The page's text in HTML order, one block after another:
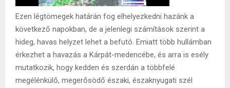
Ezen légtömegek határán fog elhelyezkedni hazánk a
következő napokban, de a jelenlegi számítások szerint a
hideg, havas helyzet lehet a befutó. Emiatt több hullámban
érkezhet a havazás a Kárpát-medencébe, és arra is esély
mutatkozik, hogy kedden és szerdán a többfelé
megélénkülő, megerősödő északi, északnyugati szél